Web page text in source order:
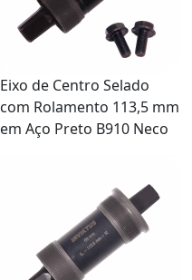
Eixo de Centro Selado
com Rolamento 113,5 mm
em Aço Preto B910 Neco